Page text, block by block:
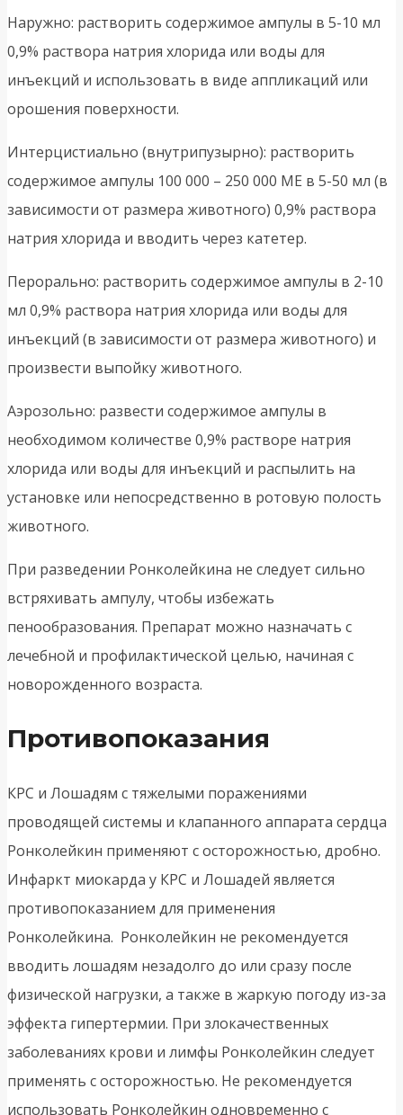
Наружно: растворить содержимое ампулы в 5-10 мл
0,9% раствора натрия хлорида или воды для
инъекций и использовать в виде аппликаций или
орошения поверхности.
Интерцистиально (внутрипузырно): растворить
содержимое ампулы 100 000 – 250 000 МЕ в 5-50 мл (в
зависимости от размера животного) 0,9% раствора
натрия хлорида и вводить через катетер.
Перорально: растворить содержимое ампулы в 2-10
мл 0,9% раствора натрия хлорида или воды для
инъекций (в зависимости от размера животного) и
произвести выпойку животного.
Аэрозольно: развести содержимое ампулы в
необходимом количестве 0,9% растворе натрия
хлорида или воды для инъекций и распылить на
установке или непосредственно в ротовую полость
животного.
При разведении Ронколейкина не следует сильно
встряхивать ампулу, чтобы избежать
пенообразования. Препарат можно назначать с
лечебной и профилактической целью, начиная с
новорожденного возраста.
Противопоказания
КРС и Лошадям с тяжелыми поражениями
проводящей системы и клапанного аппарата сердца
Ронколейкин применяют с осторожностью, дробно.
Инфаркт миокарда у КРС и Лошадей является
противопоказанием для применения
Ронколейкина. Ронколейкин не рекомендуется
вводить лошадям незадолго до или сразу после
физической нагрузки, а также в жаркую погоду из-за
эффекта гипертермии. При злокачественных
заболеваниях крови и лимфы Ронколейкин следует
применять с осторожностью. Не рекомендуется
использовать Ронколейкин одновременно с